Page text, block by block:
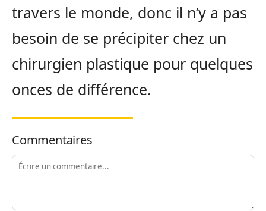
travers le monde, donc il n’y a pas
besoin de se précipiter chez un
chirurgien plastique pour quelques
onces de différence.
Commentaires